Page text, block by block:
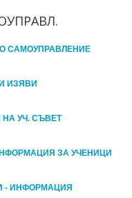
САМОУПРАВЛЕНИЕ
ИЗЯВИ
УЧ. СЪВЕТ
ЗА УЧЕНИЦИ
- ИНФОРМАЦИЯ